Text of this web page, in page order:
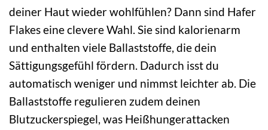
deiner Haut wieder wohlfühlen? Dann sind Hafer
Flakes eine clevere Wahl. Sie sind kalorienarm
und enthalten viele Ballaststoffe, die dein
Sättigungsgefühl fördern. Dadurch isst du
automatisch weniger und nimmst leichter ab. Die
Ballaststoffe regulieren zudem deinen
Blutzuckerspiegel, was Heißhungerattacken